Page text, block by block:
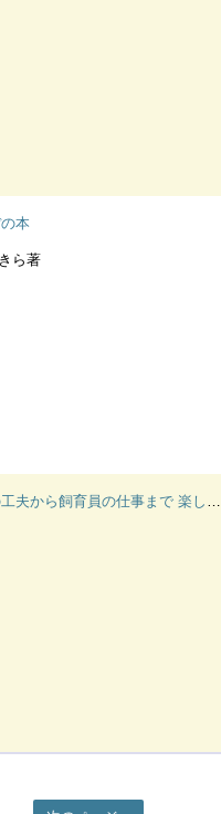
本
ら著
育員の仕事まで 楽しい調べ学習シリーズ